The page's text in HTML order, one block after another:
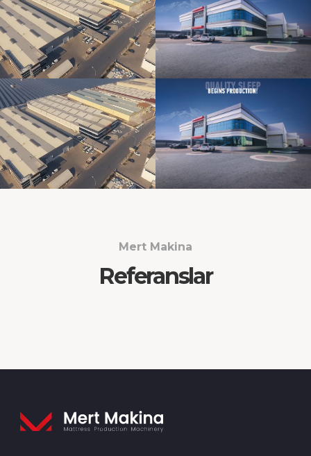
Mert Makina
Referanslar